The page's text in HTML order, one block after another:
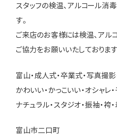
スタッフの検温、アルコール消
す。
ご来店のお客様には検温、アル
ご協力をお願いいたしております
富山・成人式・卒業式・写真撮
かわいい・かっこいい・オシャレ
ナチュラル・スタジオ・振袖・袴
富山市二口町